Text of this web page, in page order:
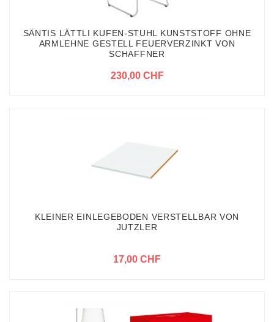
SÄNTIS LÄTTLI KUFEN-STUHL KUNSTSTOFF OHNE
ARMLEHNE GESTELL FEUERVERZINKT VON
SCHAFFNER
230,00 CHF
KLEINER EINLEGEBODEN VERSTELLBAR VON
JUTZLER
17,00 CHF